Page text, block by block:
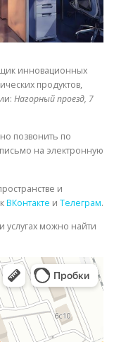
инновационных
продуктов,
Нагорный проезд, 7
позвонить по
на электронную
и
ВКонтакте и Телеграм.
можно найти